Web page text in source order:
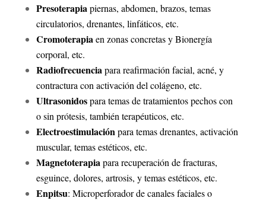
Presoterapiapiernas, abdomen, brazos, temas
circulatorios, drenantes, linfáticos, etc.
Cromoterapiaen zonas concretas y Bionergía
corporal, etc.
Radiofrecuenciapara reafirmación facial, acné, y
contractura con activación del colágeno, etc.
Ultrasonidospara temas de tratamientos pechos con
o sin prótesis, también terapéuticos, etc.
Electroestimulaciónpara temas drenantes, activación
muscular, temas estéticos, etc.
Magnetoterapiapara recuperación de fracturas,
esguince, dolores, artrosis, y temas estéticos, etc.
Enpitsu: Microperforador de canales faciales o